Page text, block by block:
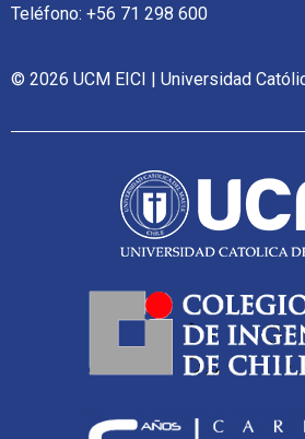
Teléfono: +56 71 298 600
© 2026 UCM EICI | Universidad